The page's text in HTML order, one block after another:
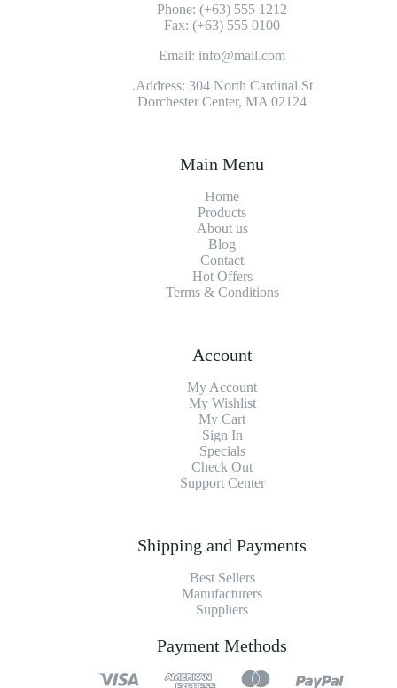
Phone: (+63) 555 1212
Fax: (+63) 555 0100
Email: info@mail.com
Address: 304 North Cardinal St.
Dorchester Center, MA 02124
Main Menu
Home
Products
About us
Blog
Contact
Hot Offers
Terms & Conditions
Account
My Account
My Wishlist
My Cart
Sign In
Specials
Check Out
Support Center
Shipping and Payments
Best Sellers
Manufacturers
Suppliers
Payment Methods